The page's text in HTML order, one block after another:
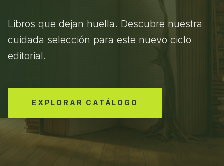
Libros que dejan huella. Descubre nuestra
cuidada selección para este nuevo ciclo
editorial.
EXPLORAR CATÁLOGO